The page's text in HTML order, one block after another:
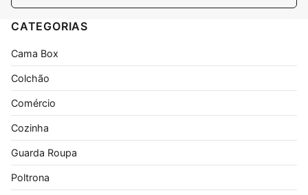
CATEGORIAS
Cama Box
Colchão
Comércio
Cozinha
Guarda Roupa
Poltrona